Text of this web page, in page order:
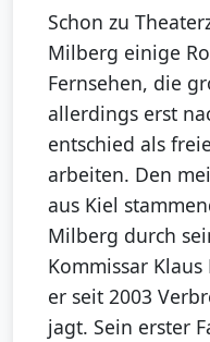
Schon zu
Milberg einige
Fernsehen, die
allerdings erst
entschied als
arbeiten. Den
aus Kiel
Milberg durch
Kommissar
er seit 2003
jagt. Sein erster